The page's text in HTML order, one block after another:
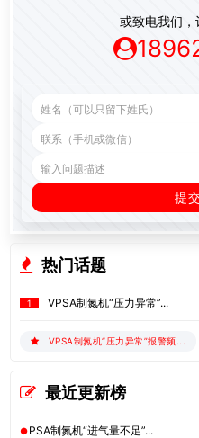
或致电我们
热门话题
1 VPSA制氮机“压力异常”...
VPSA制氮机“压力异常”报警频...
最近更新榜
PSA制氮机“进气量不足”...